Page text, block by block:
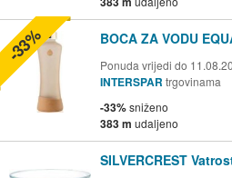
BOCA ZA VODU
Ponuda vrijedi do
INTERSPAR trgovinama
-33%sniženo
383 m udaljeno
-33%
SILVERCREST